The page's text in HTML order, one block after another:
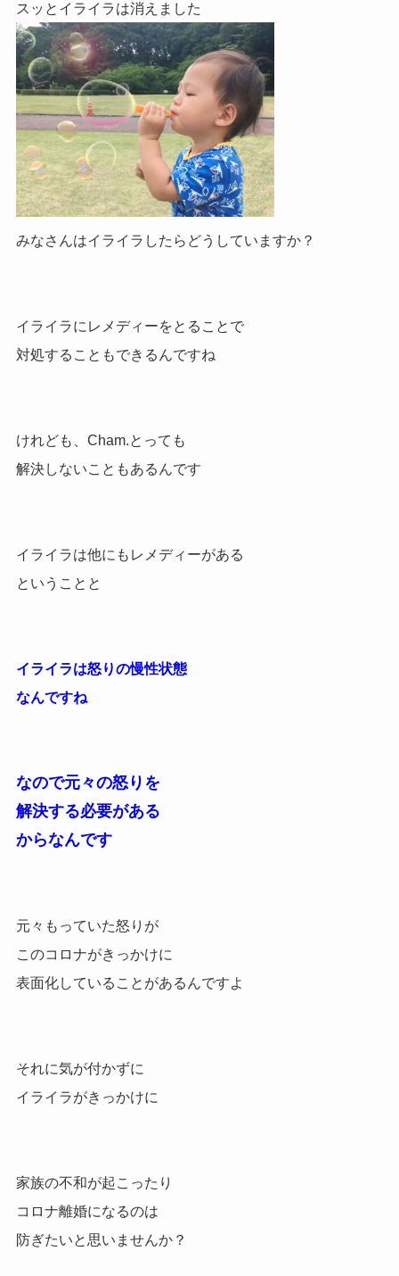
スッとイライラは消えました
みなさんはイライラしたらどうしていますか？
イライラにレメディーをとることで
対処することもできるんですね
けれども、Cham.とっても
解決しないこともあるんです
イライラは他にもレメディーがある
ということと
イライラは怒りの慢性状態
なんですね
なので元々の怒りを
解決する必要がある
からなんです
元々もっていた怒りが
このコロナがきっかけに
表面化していることがあるんですよ
それに気が付かずに
イライラがきっかけに
家族の不和が起こったり
コロナ離婚になるのは
防ぎたいと思いませんか？